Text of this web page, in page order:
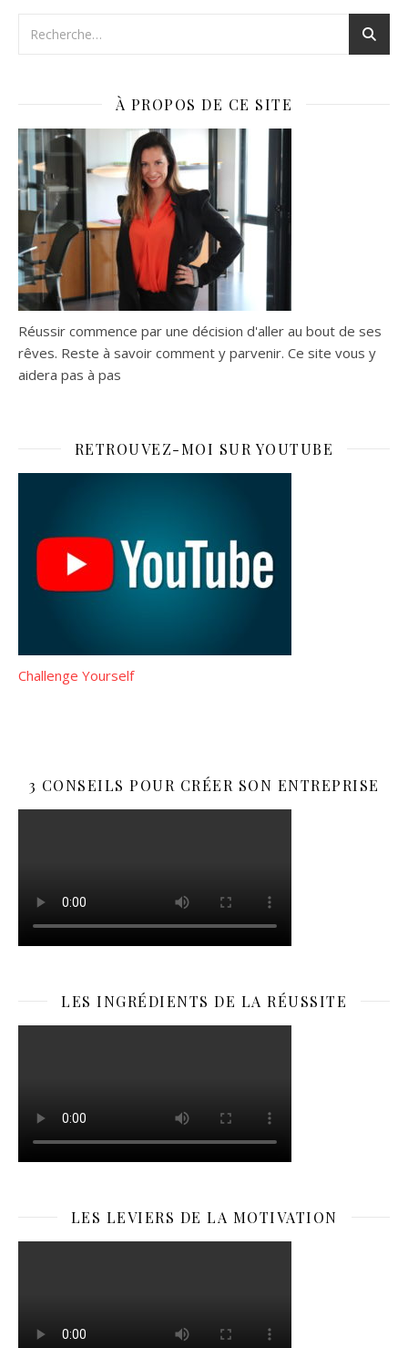
À PROPOS DE CE SITE
Réussir commence par une décision d'aller au bout de ses
rêves. Reste à savoir comment y parvenir. Ce site vous y
aidera pas à pas
RETROUVEZ-MOI SUR YOUTUBE
Challenge Yourself
3 CONSEILS POUR CRÉER SON ENTREPRISE
LES INGRÉDIENTS DE LA RÉUSSITE
LES LEVIERS DE LA MOTIVATION